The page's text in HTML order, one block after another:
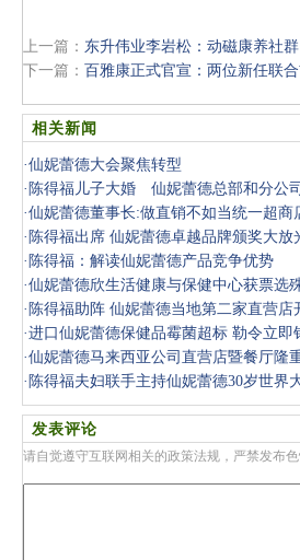
上一篇： 东升伟业李岩松：动磁康养社
下一篇： 百雅康正式官宣：两位新任联
相关新闻
·仙妮蕾德大会聚焦转型
· 陈得福儿子大婚 仙妮蕾德总部和分公
·仙妮蕾德董事长:做直销不如当统一超商
· 陈得福出席 仙妮蕾德卓越品牌颁奖大放
· 陈得福：解读仙妮蕾德产品竞争优势
·仙妮蕾德欣生活健康与保健中心获票选
· 陈得福助阵 仙妮蕾德当地第二家直营店
·进口仙妮蕾德保健品霉菌超标 勒令立即
·仙妮蕾德马来西亚公司直营店暨餐厅隆
· 陈得福夫妇联手主持仙妮蕾德30岁世界
发表评论
请自觉遵守互联网相关的政策法规，严禁发布色